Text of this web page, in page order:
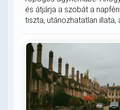
és átjárja a szobát a
tiszta, utánozhatatlan illata,